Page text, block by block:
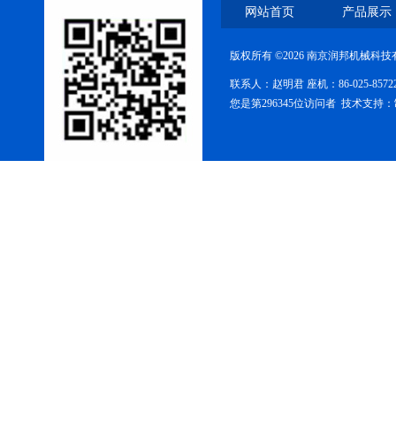
FZG-系列真空干燥箱
网站首页 产品展示
版权所有 ©2026 南京润邦机械科
联系人：赵明君 座机：86-025-
您是第296345位访问者 技术支持：